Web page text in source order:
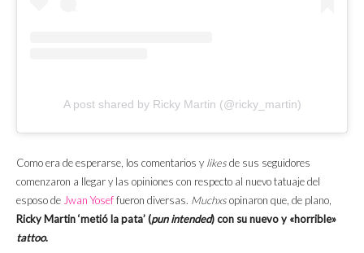
A post shared by Ricky Martin (@ricky_martin)
Como era de esperarse, los comentarios y likesde sus seguidores
comenzaron a llegar y las opiniones con respecto al nuevo tatuaje del
esposo de Jwan Yoseffueron diversas. Muchxsopinaron que, de plano,
Ricky Martin ‘metió la pata’ (pun intended) con su nuevo y «horrible»
tattoo.